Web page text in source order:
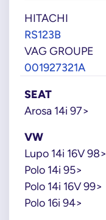
HITACHI
RS123B
VAG GROUPE
001927321A
SEAT
Arosa 14i 97>
VW
Lupo 14i 16V 98>
Polo 14i 95>
Polo 14i 16V 99>
Polo 16i 94>